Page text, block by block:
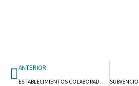
Ant
ANTERIOR
ESTABLECIMIENTOS COLABORADORES CORAPA CURSO 25-26